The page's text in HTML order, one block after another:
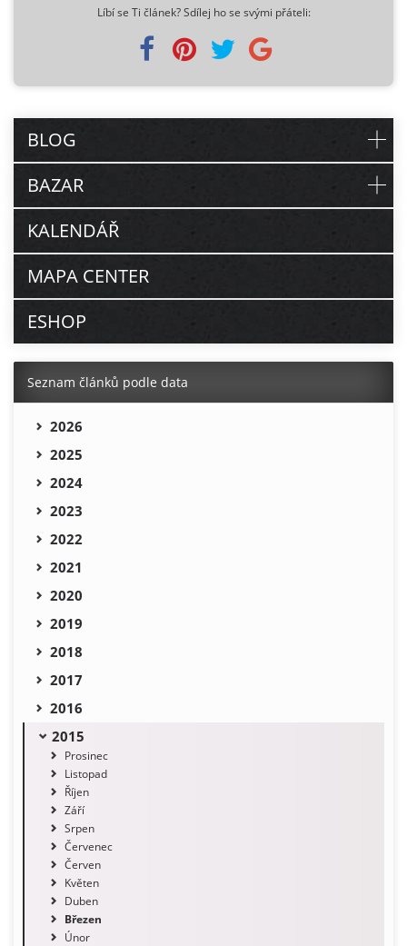
Líbí se Ti článek? Sdílej ho se svými přáteli:
BLOG
BAZAR
KALENDÁŘ
MAPA CENTER
ESHOP
Seznam článků podle data
2026
2025
2024
2023
2022
2021
2020
2019
2018
2017
2016
2015
Prosinec
Listopad
Říjen
Září
Srpen
Červenec
Červen
Květen
Duben
Březen
Únor